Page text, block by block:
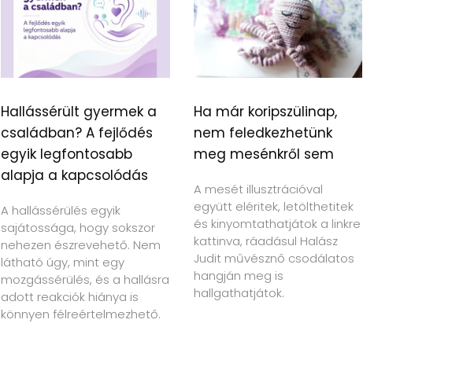
Hallássérült gyermek a
családban? A fejlődés
egyik legfontosabb
alapja a kapcsolódás
A hallássérülés egyik
sajátossága, hogy sokszor
nehezen észrevehető. Nem
látható úgy, mint egy
mozgássérülés, és a hallásra
adott reakciók hiánya is
könnyen félreértelmezhető.
Ha már koripszülinap,
nem feledkezhetünk
meg mesénkről sem
A mesét illusztrációval
együtt eléritek, letölthetitek
és kinyomtathatjátok a linkre
kattinva, ráadásul Halász
Judit művésznő csodálatos
hangján meg is
hallgathatjátok.